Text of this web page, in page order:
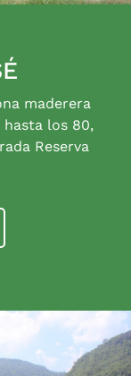
maderera
hasta los 80,
Reserva